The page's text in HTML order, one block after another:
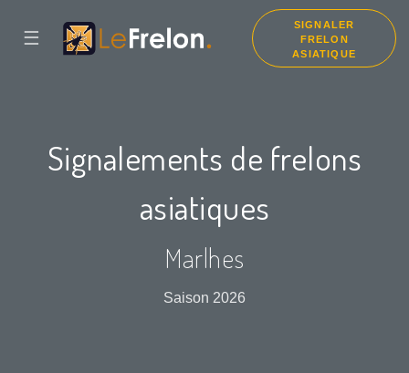
☰
SIGNALER
FRELON
ASIATIQUE
Signalements de frelons
asiatiques
Marlhes
Saison 2026